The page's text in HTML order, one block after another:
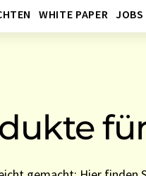
WHITE PAPER JOBS